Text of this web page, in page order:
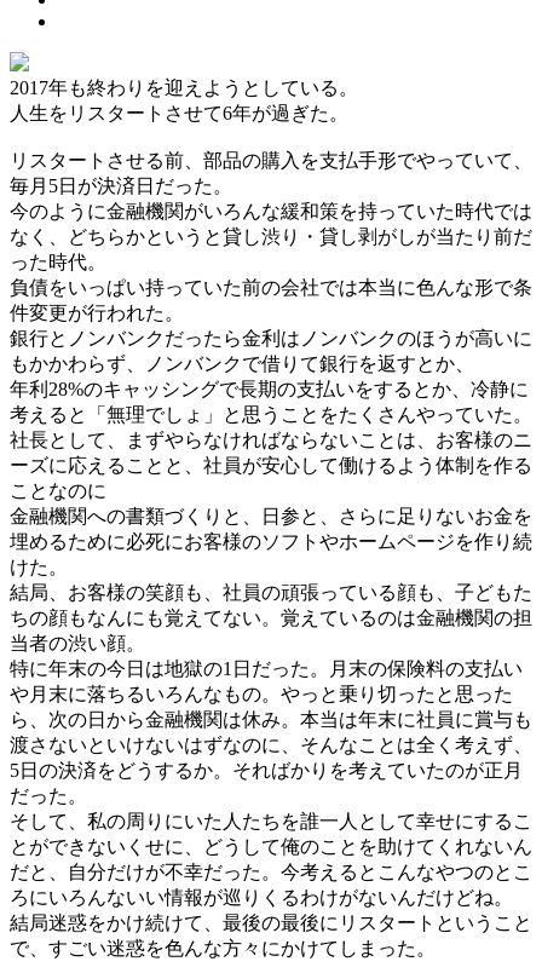
2017年も終わりを迎えようとしている。
人生をリスタートさせて6年が過ぎた。
リスタートさせる前、部品の購入を支払手形でやっていて、
毎月5日が決済日だった。
今のように金融機関がいろんな緩和策を持っていた時代では
なく、どちらかというと貸し渋り・貸し剥がしが当たり前だ
った時代。
負債をいっぱい持っていた前の会社では本当に色んな形で条
件変更が行われた。
銀行とノンバンクだったら金利はノンバンクのほうが高いに
もかかわらず、ノンバンクで借りて銀行を返すとか、
年利28%のキャッシングで長期の支払いをするとか、冷静に
考えると「無理でしょ」と思うことをたくさんやっていた。
社長として、まずやらなければならないことは、お客様のニ
ーズに応えることと、社員が安心して働けるよう体制を作る
ことなのに
金融機関への書類づくりと、日参と、さらに足りないお金を
埋めるために必死にお客様のソフトやホームページを作り続
けた。
結局、お客様の笑顔も、社員の頑張っている顔も、子どもた
ちの顔もなんにも覚えてない。覚えているのは金融機関の担
当者の渋い顔。
特に年末の今日は地獄の1日だった。月末の保険料の支払い
や月末に落ちるいろんなもの。やっと乗り切ったと思った
ら、次の日から金融機関は休み。本当は年末に社員に賞与も
渡さないといけないはずなのに、そんなことは全く考えず、
5日の決済をどうするか。そればかりを考えていたのが正月
だった。
そして、私の周りにいた人たちを誰一人として幸せにするこ
とができないくせに、どうして俺のことを助けてくれないん
だと、自分だけが不幸だった。今考えるとこんなやつのとこ
ろにいろんないい情報が巡りくるわけがないんだけどね。
結局迷惑をかけ続けて、最後の最後にリスタートということ
で、すごい迷惑を色んな方々にかけてしまった。